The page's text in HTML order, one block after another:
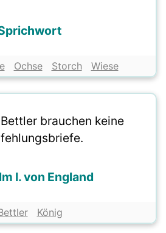
Ochse Storch Wiese
brauchen keine
I. von England
König